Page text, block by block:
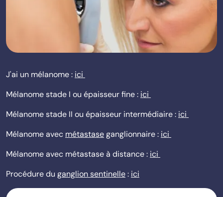
J'ai un mélanome : ici
Mélanome stade I ou épaisseur fine : ici
Mélanome stade II ou épaisseur intermédiaire : ici
Mélanome avec métastaseganglionnaire : ici
Mélanome avec métastase à distance : ici
Procédure du ganglion sentinelle: ici